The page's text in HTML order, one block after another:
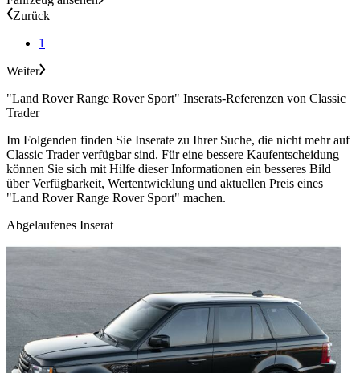
Zurück
1
Weiter
"Land Rover Range Rover Sport" Inserats-Referenzen von Classic
Trader
Im Folgenden finden Sie Inserate zu Ihrer Suche, die nicht mehr auf
Classic Trader verfügbar sind. Für eine bessere Kaufentscheidung
können Sie sich mit Hilfe dieser Informationen ein besseres Bild
über Verfügbarkeit, Wertentwicklung und aktuellen Preis eines
"Land Rover Range Rover Sport" machen.
Abgelaufenes Inserat